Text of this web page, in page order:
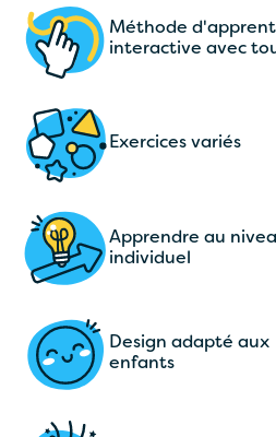
Méthode
interactive avec
Exercices variés
Apprendre au
individuel
Design adapté aux
enfants